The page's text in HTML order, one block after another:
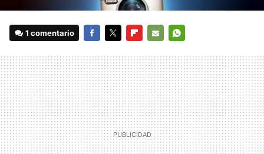
1 comentario
MAIL